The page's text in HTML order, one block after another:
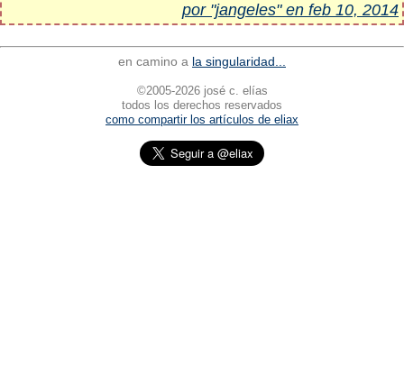
por "jangeles" en feb 10, 2014
en camino a la singularidad...
©2005-2026 josé c. elías
todos los derechos reservados
como compartir los artículos de eliax